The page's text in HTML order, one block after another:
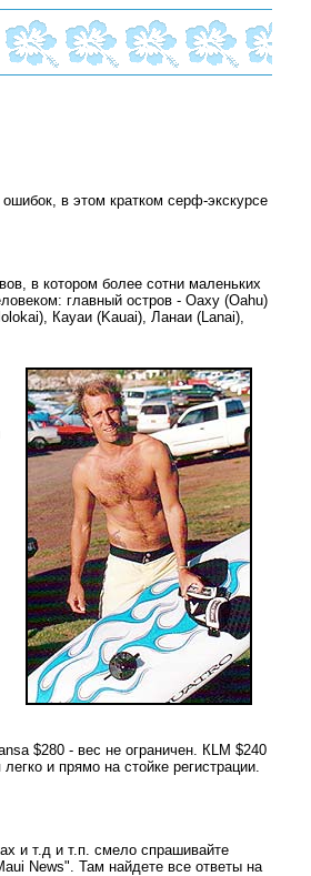
в этом кратком серф-экскурсе
в котором более сотни маленьких
главный остров - Оаху (Oahu)
Кауаи (Kauai), Ланаи (Lanai),
$280 - вес не ограничен. КLM $240
и прямо на стойке регистрации.
и т.д и т.п. смело спрашивайте
News". Там найдете все ответы на